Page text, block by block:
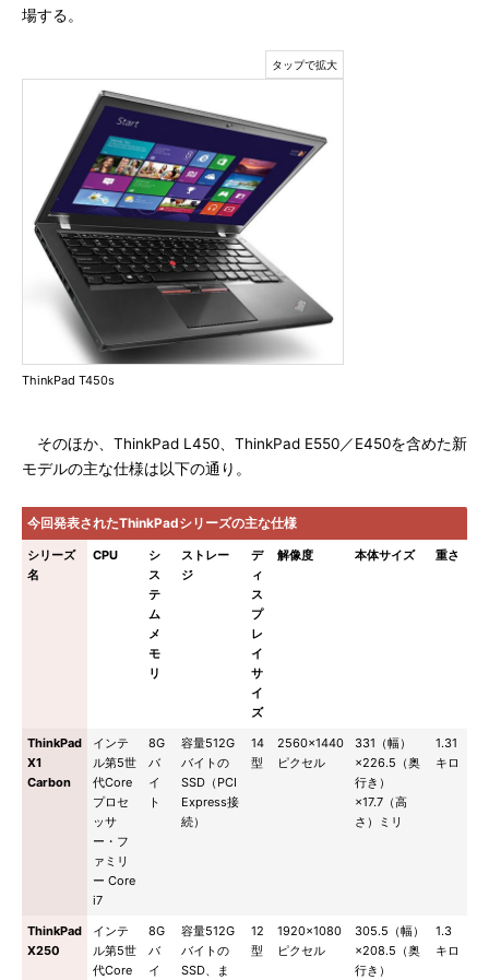
場する。
ThinkPad T450s
そのほか、ThinkPad L450、ThinkPad E550／E450を含めた新
モデルの主な仕様は以下の通り。
今回発表されたThinkPadシリーズの主な仕様
シリーズ
名
CPU
シ
ス
テ
ム
メ
モ
リ
ストレー
ジ
デ
ィ
ス
プ
レ
イ
サ
イ
ズ
解像度 本体サイズ 重さ
ThinkPad
X1
Carbon
インテ
ル第5世
代Core
プロセ
ッサ
ー・フ
ァミリ
ー Core
i7
8G
バ
イ
ト
容量512G
バイトの
SSD（PCI
Express接
続）
14
型
2560×1440
ピクセル
331（幅）
×226.5（奥
行き）
×17.7（高
さ）ミリ
1.31
キロ
ThinkPad
X250
インテ
ル第5世
代Core
8G
バ
イ
容量512G
バイトの
SSD、ま
12
型
1920×1080
ピクセル
305.5（幅）
×208.5（奥
行き）
1.3
キロ